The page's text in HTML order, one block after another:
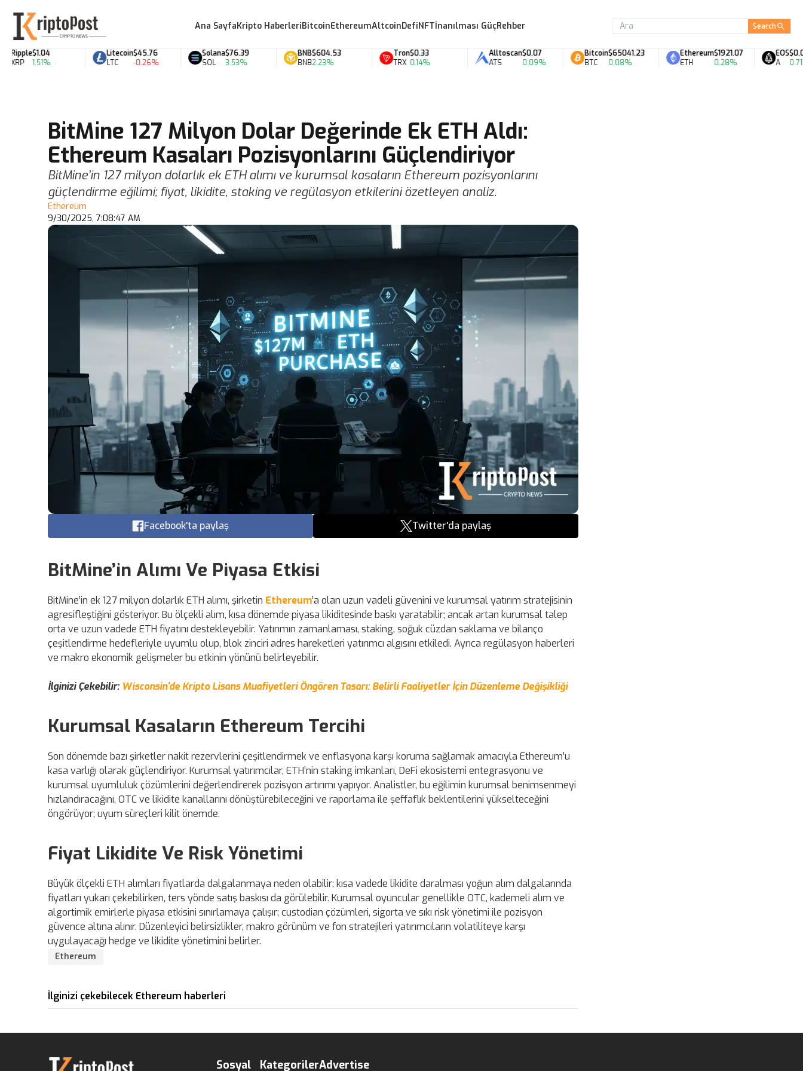
Ana SayfaKripto HaberleriBitcoinEthereumAltcoinDefiNFTİnanılması GüçRehber Search
$1.04
1.51%
Litecoin
LTC
$45.76
-0.26%
Solana
SOL
$76.39
3.53%
BNB
BNB
$604.53
2.23%
Tron
TRX
$0.33
0.14%
Alltoscan
ATS
$0.07
0.09%
Bitcoin
BTC
$65041.23
0.08%
Ethereum
ETH
$1921.07
0.28%
EOS
A
$0.07
0.71%
BitMine 127 Milyon Dolar Değerinde Ek ETH Aldı:
Ethereum Kasaları Pozisyonlarını Güçlendiriyor
BitMine’in 127 milyon dolarlık ek ETH alımı ve kurumsal kasaların Ethereum pozisyonlarını
güçlendirme eğilimi; fiyat, likidite, staking ve regülasyon etkilerini özetleyen analiz.
Ethereum
9/30/2025, 7:08:47 AM
Facebook'ta paylaş Twitter'da paylaş
BitMine’in Alımı Ve Piyasa Etkisi
BitMine’in ek 127 milyon dolarlık ETH alımı, şirketin Ethereum’a olan uzun vadeli güvenini ve kurumsal yatırım stratejisinin
agresifleştiğini gösteriyor. Bu ölçekli alım, kısa dönemde piyasa likiditesinde baskı yaratabilir; ancak artan kurumsal talep
orta ve uzun vadede ETH fiyatını destekleyebilir. Yatırımın zamanlaması, staking, soğuk cüzdan saklama ve bilanço
çeşitlendirme hedefleriyle uyumlu olup, blok zinciri adres hareketleri yatırımcı algısını etkiledi. Ayrıca regülasyon haberleri
ve makro ekonomik gelişmeler bu etkinin yönünü belirleyebilir.
İlginizi Çekebilir: Wisconsin'de Kripto Lisans Muafiyetleri Öngören Tasarı: Belirli Faaliyetler İçin Düzenleme Değişikliği
Kurumsal Kasaların Ethereum Tercihi
Son dönemde bazı şirketler nakit rezervlerini çeşitlendirmek ve enflasyona karşı koruma sağlamak amacıyla Ethereum’u
kasa varlığı olarak güçlendiriyor. Kurumsal yatırımcılar, ETH’nin staking imkanları, DeFi ekosistemi entegrasyonu ve
kurumsal uyumluluk çözümlerini değerlendirerek pozisyon artırımı yapıyor. Analistler, bu eğilimin kurumsal benimsenmeyi
hızlandıracağını, OTC ve likidite kanallarını dönüştürebileceğini ve raporlama ile şeffaflık beklentilerini yükselteceğini
öngörüyor; uyum süreçleri kilit önemde.
Fiyat Likidite Ve Risk Yönetimi
Büyük ölçekli ETH alımları fiyatlarda dalgalanmaya neden olabilir; kısa vadede likidite daralması yoğun alım dalgalarında
fiyatları yukarı çekebilirken, ters yönde satış baskısı da görülebilir. Kurumsal oyuncular genellikle OTC, kademeli alım ve
algortimik emirlerle piyasa etkisini sınırlamaya çalışır; custodian çözümleri, sigorta ve sıkı risk yönetimi ile pozisyon
güvence altına alınır. Düzenleyici belirsizlikler, makro görünüm ve fon stratejileri yatırımcıların volatiliteye karşı
uygulayacağı hedge ve likidite yönetimini belirler.
Ethereum
İlginizi çekebilecek Ethereum haberleri
Sosyal KategorilerAdvertise